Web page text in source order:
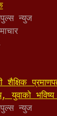
न्युज
शैक्षिक
युवाको भविष्य
न्युज